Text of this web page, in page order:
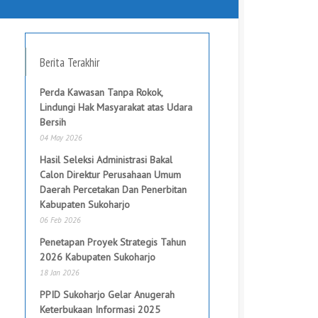
Berita Terakhir
Perda Kawasan Tanpa Rokok,
Lindungi Hak Masyarakat atas Udara
Bersih
04 May 2026
Hasil Seleksi Administrasi Bakal
Calon Direktur Perusahaan Umum
Daerah Percetakan Dan Penerbitan
Kabupaten Sukoharjo
06 Feb 2026
Penetapan Proyek Strategis Tahun
2026 Kabupaten Sukoharjo
18 Jan 2026
PPID Sukoharjo Gelar Anugerah
Keterbukaan Informasi 2025